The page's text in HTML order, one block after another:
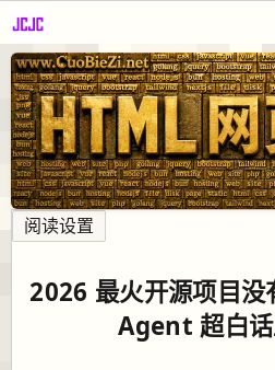
阅读设置
2026 最火开源项目
Agent 超白